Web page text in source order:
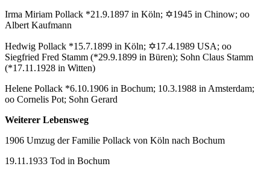
Irma Miriam Pollack *21.9.1897 in Köln; ✡1945 in Chinow; oo
Albert Kaufmann
Hedwig Pollack *15.7.1899 in Köln; ✡17.4.1989 USA; oo
Siegfried Fred Stamm (*29.9.1899 in Büren); Sohn Claus Stamm
(*17.11.1928 in Witten)
Helene Pollack *6.10.1906 in Bochum; 10.3.1988 in Amsterdam;
oo Cornelis Pot; Sohn Gerard
Weiterer Lebensweg
1906 Umzug der Familie Pollack von Köln nach Bochum
19.11.1933 Tod in Bochum